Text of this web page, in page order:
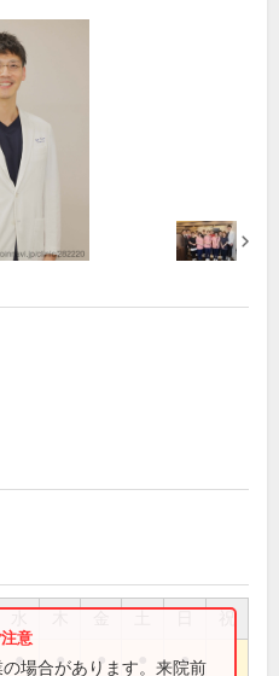
祝
● ● ● ●
場合があります。来院前